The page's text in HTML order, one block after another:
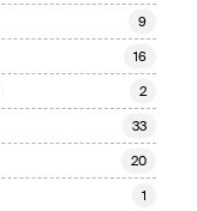
9
16
2
33
20
1